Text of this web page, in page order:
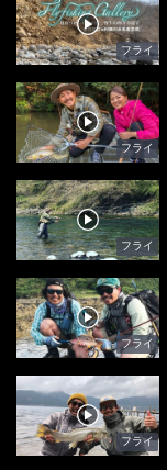
フライ
フライ
フライ
フライ
フライ